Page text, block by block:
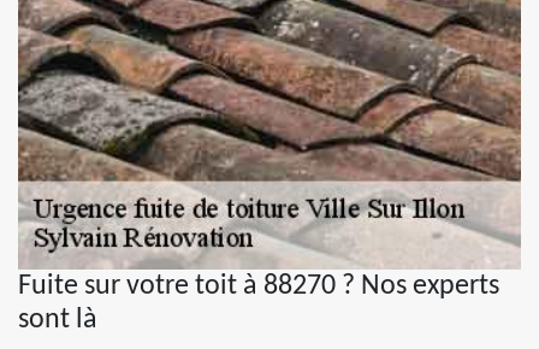
Fuite sur votre toit à 88270 ? Nos experts
sont là